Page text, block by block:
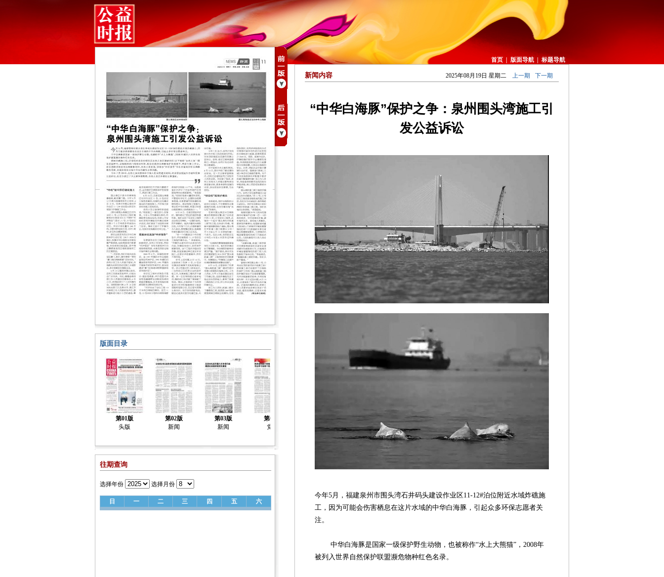
首页 版面导航 标题导航
版面目录
第01版
头版
第02版
新闻
第03版
新闻
第04版
党建
社会治理
社会工作
第07版
社会工作
第08版
新闻
往期查询
选择年份 选择月份
日 一 二 三 四 五 六
新闻内容 2025年08月19日 星期二 上一期 下一期
“中华白海豚”保护之争：泉州围头湾施工引
发公益诉讼
今年5月，福建泉州市围头湾石井码头建设作业区11-12#泊位附近水域炸礁施
工，因为可能会伤害栖息在这片水域的中华白海豚，引起众多环保志愿者关
注。
中华白海豚是国家一级保护野生动物，也被称作“水上大熊猫”，2008年
被列入世界自然保护联盟濒危物种红色名录。